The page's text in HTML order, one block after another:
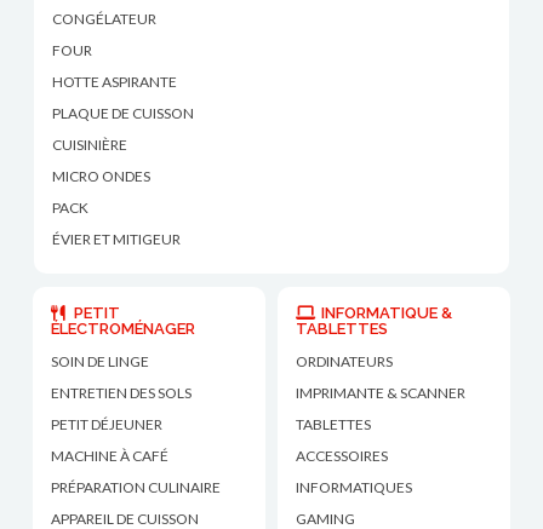
CONGÉLATEUR
FOUR
HOTTE ASPIRANTE
PLAQUE DE CUISSON
CUISINIÈRE
MICRO ONDES
PACK
ÉVIER ET MITIGEUR
PETIT
ÉLECTROMÉNAGER
SOIN DE LINGE
ENTRETIEN DES SOLS
PETIT DÉJEUNER
MACHINE À CAFÉ
PRÉPARATION CULINAIRE
APPAREIL DE CUISSON
INFORMATIQUE &
TABLETTES
ORDINATEURS
IMPRIMANTE & SCANNER
TABLETTES
ACCESSOIRES
INFORMATIQUES
GAMING